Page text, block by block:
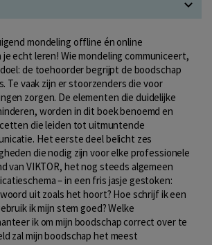
mondeling offline én online
je echt leren! Wie mondeling communiceert,
de toehoorder begrijpt de boodschap
Te vaak zijn er stoorzenders die voor
zorgen. De elementen die duidelijke
worden in dit boek benoemd en
die leiden tot uitmuntende
Het eerste deel belicht zes
die nodig zijn voor elke professionele
van VIKTOR, het nog steeds algemeen
– in een fris jasje gestoken:
uit zoals het hoort? Hoe schrijf ik een
ik mijn stem goed? Welke
ik om mijn boodschap correct over te
zal mijn boodschap het meest